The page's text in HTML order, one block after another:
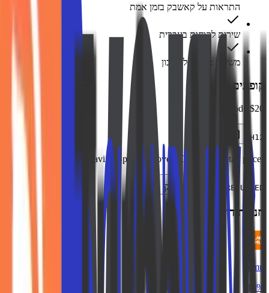
התראות על קאשבק בזמן אמת
שירות לקוחות בעברית
משיכה מהירה לחשבון
קופונים זמינים
$20 off promo code
HH12
Saving Spotlight (over 80% below retail price)
NOT REQUIRED העתק
חנויות דומות
Temu
15%